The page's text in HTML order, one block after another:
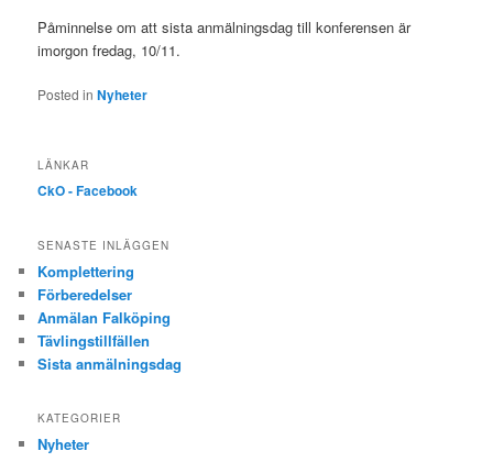
Påminnelse om att sista anmälningsdag till konferensen är
imorgon fredag, 10/11.
Posted in Nyheter
LÄNKAR
CkO - Facebook
SENASTE INLÄGGEN
Komplettering
Förberedelser
Anmälan Falköping
Tävlingstillfällen
Sista anmälningsdag
KATEGORIER
Nyheter